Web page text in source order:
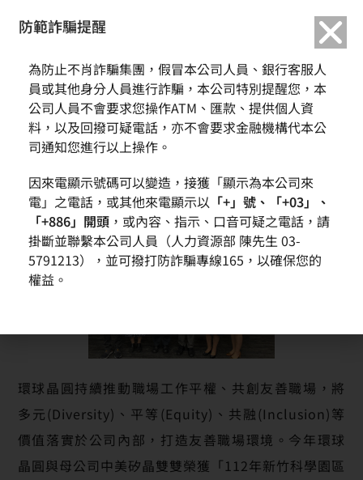
環球晶圓榮獲「112年新竹科學園區推動職場工作平權優良單位評選」優等獎
環球晶圓榮獲「112年新竹科學園區推動職場工作平權優良單
位評選」優等獎
環球晶圓持續推動職場工作平權、共創友善職場，將
多元(Diversity)、平等(Equity)、共融(Inclusion)等
價值落實於公司內部，打造友善職場環境。今年環球
晶圓與母公司中美矽晶雙雙榮獲「112年新竹科學園區
防範詐騙提醒
為防止不肖詐騙集團，假冒本公司人員、銀行客服人
員或其他身分人員進行詐騙，本公司特別提醒您，本
公司人員不會要求您操作ATM、匯款、提供個人資
料，以及回撥可疑電話，亦不會要求金融機構代本公
司通知您進行以上操作。
因來電顯示號碼可以變造，接獲「顯示為本公司來
電」之電話，或其他來電顯示以 「+」號、「+03」、
「+886」開頭 ，或內容、指示、口音可疑之電話，請
掛斷並聯繫本公司人員（人力資源部 陳先生 03-
5791213），並可撥打防詐騙專線165，以確保您的
權益。